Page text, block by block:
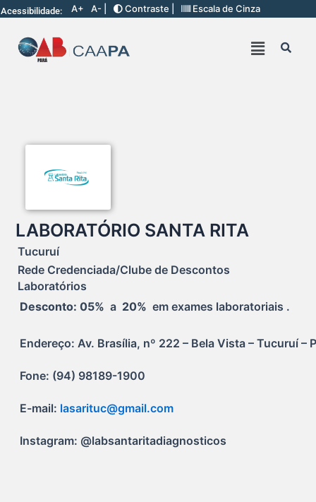
Acessibilidade: A+ A- | Contraste | Escala de Cinza
LABORATÓRIO SANTA RITA
Tucuruí
Rede Credenciada/Clube de Descontos
Laboratórios
Desconto: 05% a 20% em exames laboratoriais .
Endereço: Av. Brasília, nº 222 – Bela Vista – Tucuruí –
Fone: (94) 98189-1900
E-mail: lasarituc@gmail.com
Instagram: @labsantaritadiagnosticos